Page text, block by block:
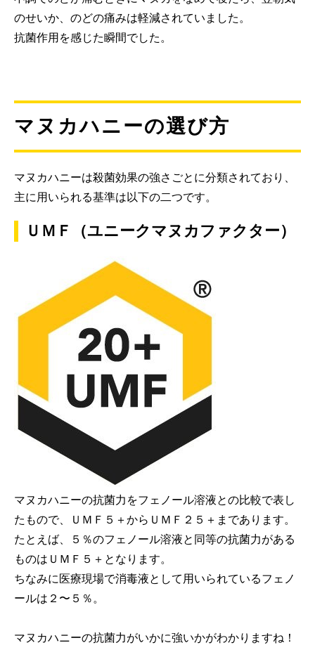
のせいか、のどの痛みは軽減されていました。
抗菌作用を感じた瞬間でした。
マヌカハニーの選び方
マヌカハニーは殺菌効果の強さごとに分類されており、
主に用いられる基準は以下の二つです。
ＵＭＦ（ユニークマヌカファクター）
マヌカハニーの抗菌力をフェノール溶液との比較で表し
たもので、ＵＭＦ５＋からＵＭＦ２５＋まであります。
たとえば、５％のフェノール溶液と同等の抗菌力がある
ものはＵＭＦ５＋となります。
ちなみに医療現場で消毒液として用いられているフェノ
ールは２〜５％。
マヌカハニーの抗菌力がいかに強いかがわかりますね！